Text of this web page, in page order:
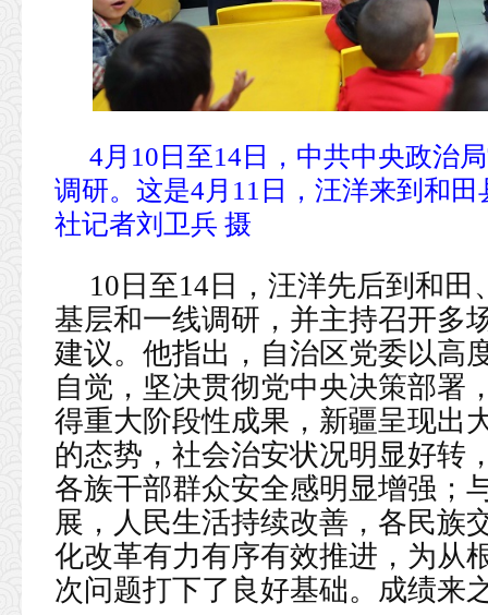
4月10日至14日，中共中央政治
调研。这是4月11日，汪洋来到和
社记者刘卫兵 摄
10日至14日，汪洋先后到和
基层和一线调研，并主持召开多
建议。他指出，自治区党委以高
自觉，坚决贯彻党中央决策部署
得重大阶段性成果，新疆呈现出
的态势，社会治安状况明显好转
各族干部群众安全感明显增强；
展，人民生活持续改善，各民族
化改革有力有序有效推进，为从
次问题打下了良好基础。成绩来